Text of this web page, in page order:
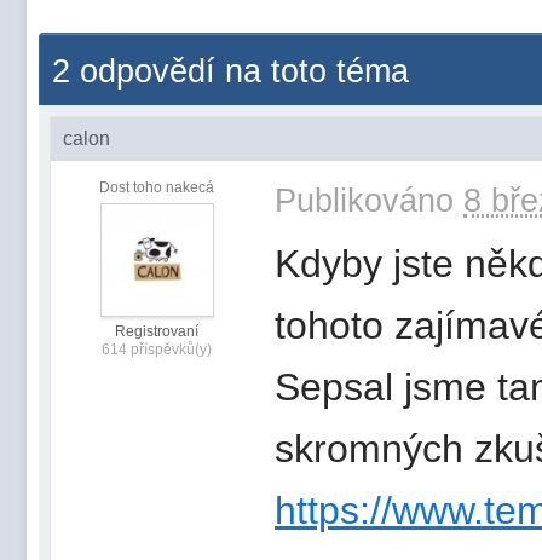
2 odpovědí na toto téma
calon
Dost toho nakecá
Registrovaní
614 příspěvků(y)
Publikováno 8
Kdyby jste
tohoto
Sepsal jsme
skromných
https://